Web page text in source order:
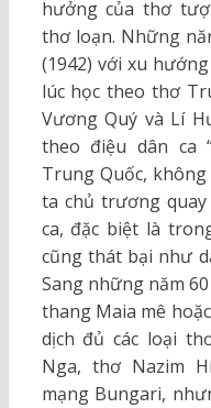
hưởng của thơ
thơ loạn. Những
(1942) với xu
lúc học theo thơ
Vương Quý và Lí
theo điệu dân ca
Trung Quốc,
ta chủ trương
ca, đặc biệt là
cũng thát bại như
Sang những năm
thang Maia mê
dịch đủ các loại
Nga, thơ Nazim
mạng Bungari,